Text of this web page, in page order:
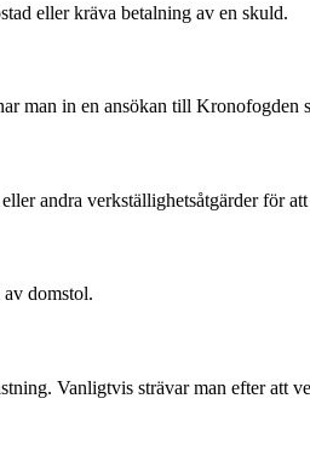
eller kräva betalning av en skuld.
man in en ansökan till Kronofogden
andra verkställighetsåtgärder för
domstol.
Vanligtvis strävar man efter att